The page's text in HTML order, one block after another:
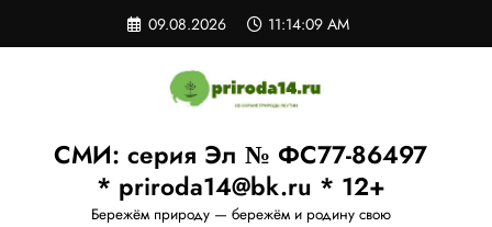
содержимому
09.08.2026 11:14:10 AM
СМИ: серия Эл № ФС77-86497
* priroda14@bk.ru * 12+
Бережём природу — бережём и родину свою